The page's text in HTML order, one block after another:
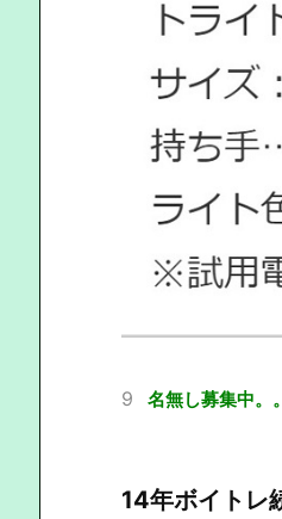
9 名無し募集中。
14年ボイトレ